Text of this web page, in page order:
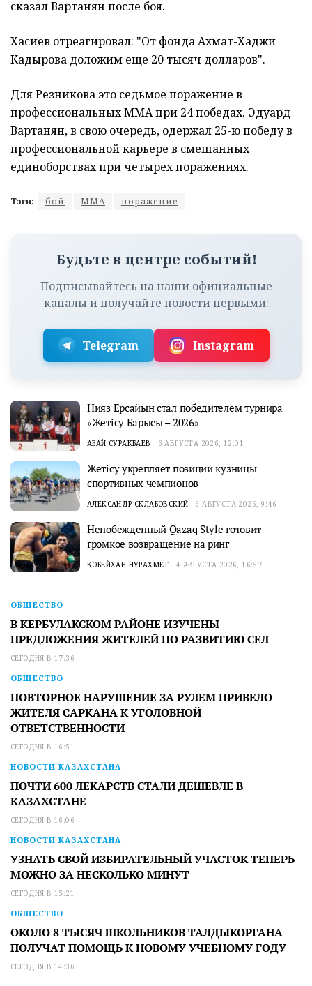
сказал Вартанян после боя.
Хасиев отреагировал: "От фонда Ахмат-Хаджи
Кадырова доложим еще 20 тысяч долларов".
Для Резникова это седьмое поражение в
профессиональных ММА при 24 победах. Эдуард
Вартанян, в свою очередь, одержал 25-ю победу в
профессиональной карьере в смешанных
единоборствах при четырех поражениях.
Тэги: бой ММА поражение
Будьте в центре событий!
Подписывайтесь на наши официальные
каналы и получайте новости первыми:
Telegram Instagram
Нияз Ерсайын стал победителем турнира
«Жетісу Барысы – 2026»
АБАЙ СУРАКБАЕВ 6 АВГУСТА 2026, 12:01
Жетісу укрепляет позиции кузницы
спортивных чемпионов
АЛЕКСАНДР СКЛАБОВСКИЙ 6 АВГУСТА 2026, 9:46
Непобежденный Qazaq Style готовит
громкое возвращение на ринг
КОБЕЙХАН НУРАХМЕТ 4 АВГУСТА 2026, 16:57
ОБЩЕСТВО
В КЕРБУЛАКСКОМ РАЙОНЕ ИЗУЧЕНЫ
ПРЕДЛОЖЕНИЯ ЖИТЕЛЕЙ ПО РАЗВИТИЮ СЕЛ
СЕГОДНЯ В 17:36
ОБЩЕСТВО
ПОВТОРНОЕ НАРУШЕНИЕ ЗА РУЛЕМ ПРИВЕЛО
ЖИТЕЛЯ САРКАНА К УГОЛОВНОЙ
ОТВЕТСТВЕННОСТИ
СЕГОДНЯ В 16:51
НОВОСТИ КАЗАХСТАНА
ПОЧТИ 600 ЛЕКАРСТВ СТАЛИ ДЕШЕВЛЕ В
КАЗАХСТАНЕ
СЕГОДНЯ В 16:06
НОВОСТИ КАЗАХСТАНА
УЗНАТЬ СВОЙ ИЗБИРАТЕЛЬНЫЙ УЧАСТОК ТЕПЕРЬ
МОЖНО ЗА НЕСКОЛЬКО МИНУТ
СЕГОДНЯ В 15:21
ОБЩЕСТВО
ОКОЛО 8 ТЫСЯЧ ШКОЛЬНИКОВ ТАЛДЫКОРГАНА
ПОЛУЧАТ ПОМОЩЬ К НОВОМУ УЧЕБНОМУ ГОДУ
СЕГОДНЯ В 14:36